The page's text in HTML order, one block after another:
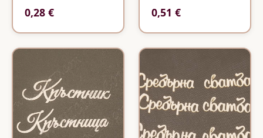
0,28 €
0,51 €